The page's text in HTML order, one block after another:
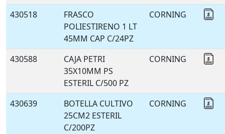
430518
FRASCO
POLIESTIRENO 1 LT
45MM CAP C/24PZ
CORNING
430588
CAJA PETRI
35X10MM PS
ESTERIL C/500 PZ
CORNING
430639
BOTELLA CULTIVO
25CM2 ESTERIL
C/200PZ
CORNING